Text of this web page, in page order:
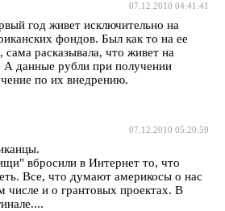
07.12.2010 04:41:41
год живет исключительно на
фондов. Был как то на ее
сама расказывала, что живет на
А данные рубли при получении
по их внедрению.
07.12.2010 05:20:59
вбросили в Интернет то, что
Все, что думают америкосы о нас
и о грантовых проектах. В